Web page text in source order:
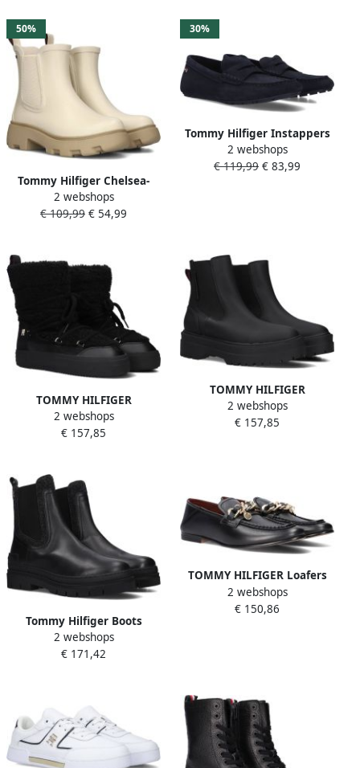
50%
Tommy Hilfiger Chelsea-
boots RUBBER FLAG
CLEATED RAINBOOT
stretchinzet
2 webshops
€ 109,99 € 54,99
30%
Tommy Hilfiger Instappers
FLAG SOFT SUEDE DRIVER
LOAFER instapschoen
2 webshops
€ 119,99 € 83,99
TOMMY HILFIGER
Snowboots Dames Lace-up
Snowboot Maat: 41
2 webshops
€ 157,85
TOMMY HILFIGER
Enkelboots Dames
Rubberrised Chelsea Maat:
2 webshops
€ 157,85
Tommy Hilfiger Boots
zonder sluiting FEMININE
SEASONAL UTILITY BOOT
2 webshops
€ 171,42
TOMMY HILFIGER Loafers
Dames Chain Loafer Maat:
38 Materiaal: Leer Kleur:
2 webshops
€ 150,86